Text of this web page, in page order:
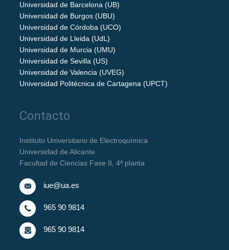
Universidad de Barcelona (UB)
Universidad de Burgos (UBU)
Universidad de Córdoba (UCO)
Universidad de Lleida (UdL)
Universidad de Murcia (UMU)
Universidad de Sevilla (US)
Universidad de Valencia (UVEG)
Universidad Politécnica de Cartagena (UPCT)
Contacto
Instituto Universitario de Electroquímica
Universidad de Alicante
Facultad de Ciencias Fase II, 4ª planta
iue@ua.es
965 90 9814
965 90 9814